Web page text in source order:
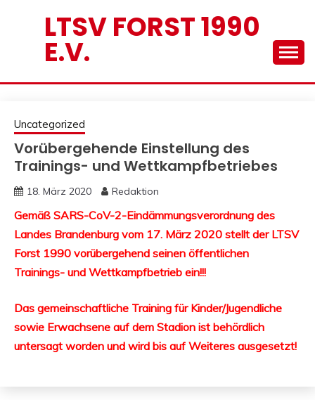
LTSV FORST 1990
E.V.
Uncategorized
Vorübergehende Einstellung des
Trainings- und Wettkampfbetriebes
18. März 2020 Redaktion
Gemäß SARS-CoV-2-Eindämmungsverordnung des
Landes Brandenburg vom 17. März 2020 stellt der LTSV
Forst 1990 vorübergehend seinen öffentlichen
Trainings- und Wettkampfbetrieb ein!!!
Das gemeinschaftliche Training für Kinder/Jugendliche
sowie Erwachsene auf dem Stadion ist behördlich
untersagt worden und wird bis auf Weiteres ausgesetzt!